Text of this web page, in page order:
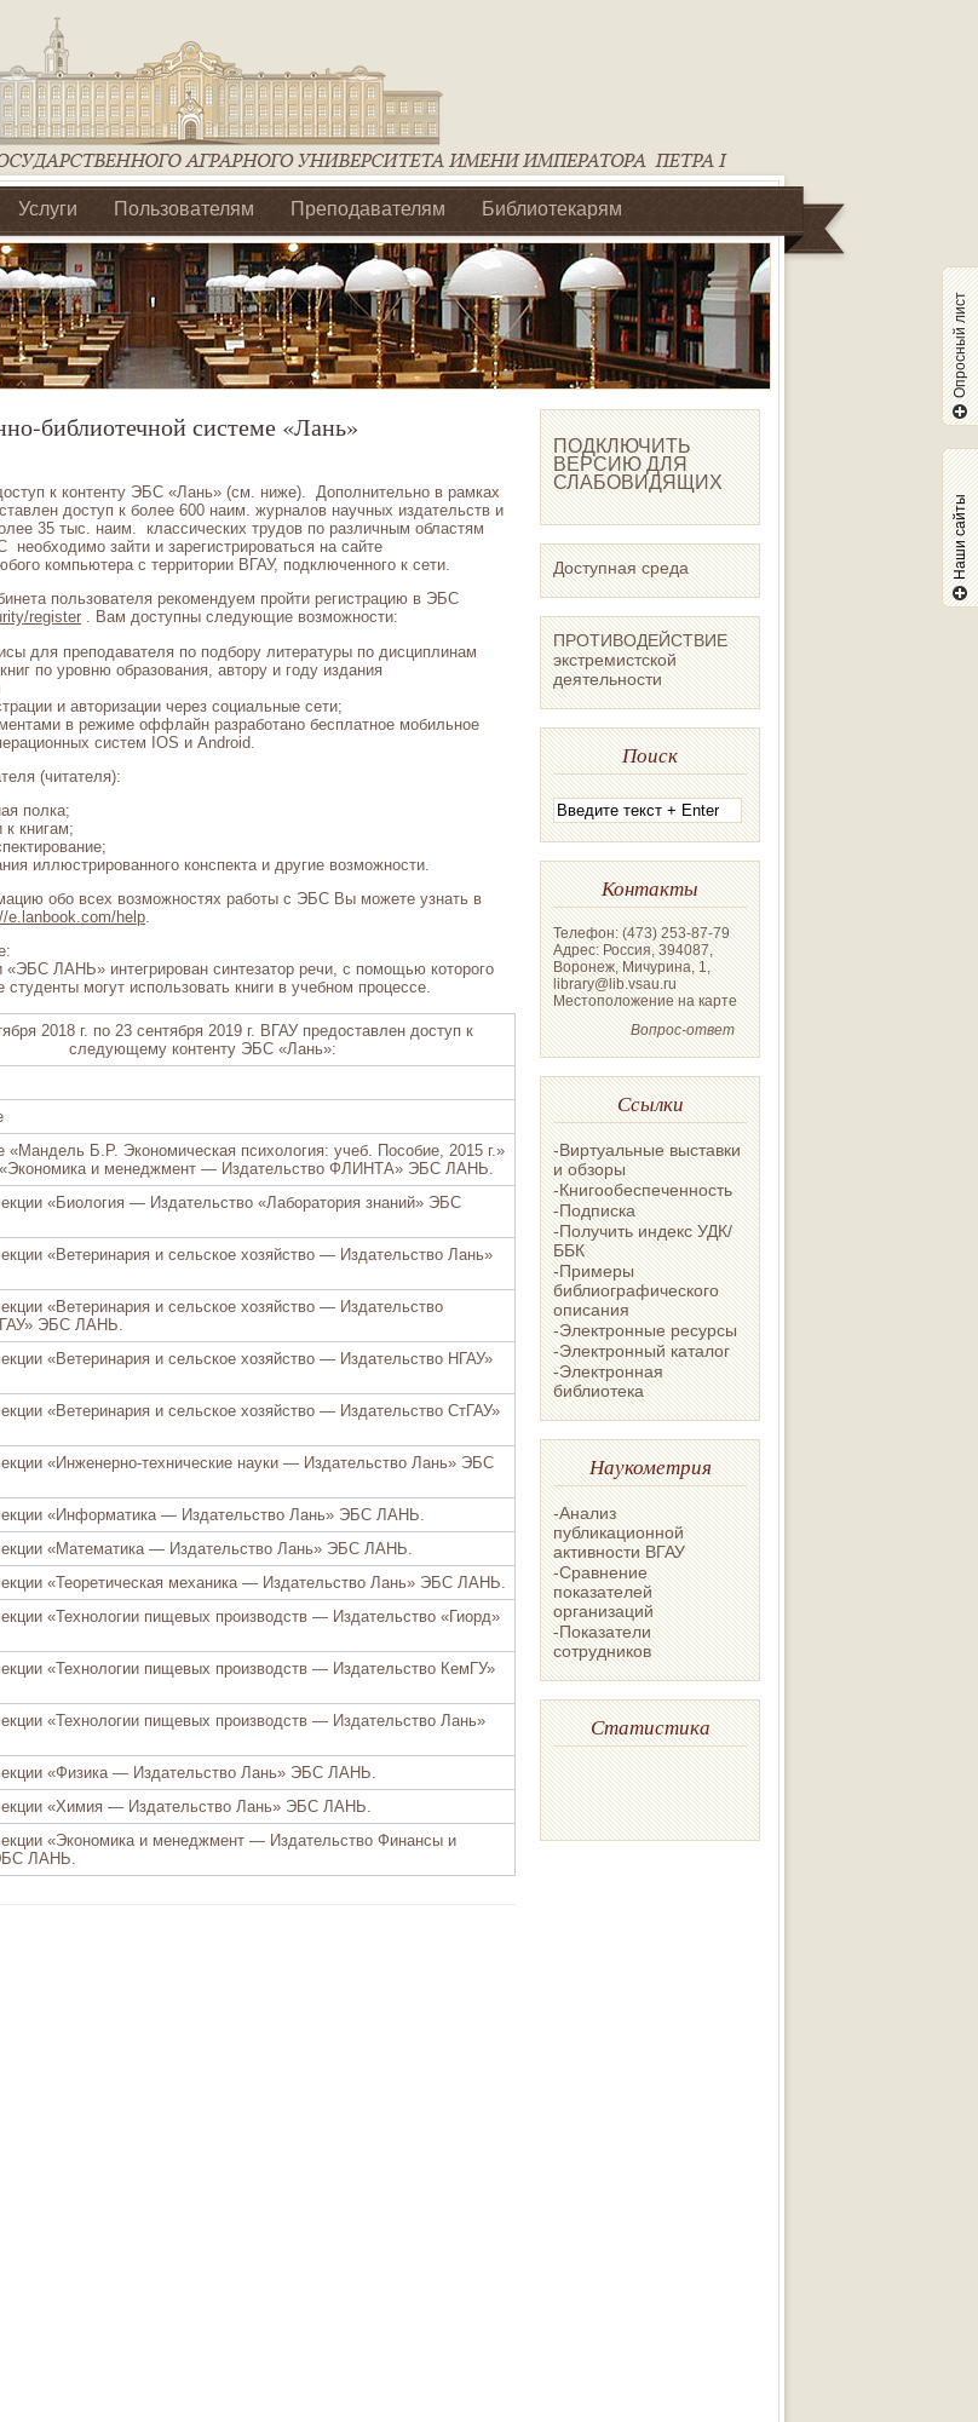
Услуги Пользователям Преподавателям Библиотекарям
Агрообразование по ЦФО
библиотечной системе «Лань»
к контенту ЭБС «Лань» (см. ниже). Дополнительно в рамках
доступ к более 600 наим. журналов научных издательств и
35 тыс. наим. классических трудов по различным областям
зайти и зарегистрироваться на сайте
компьютера с территории ВГАУ, подключенного к сети.
пользователя рекомендуем пройти регистрацию в ЭБС
register . Вам доступны следующие возможности:
для преподавателя по подбору литературы по дисциплинам
по уровню образования, автору и году издания
и авторизации через социальные сети;
в режиме оффлайн разработано бесплатное мобильное
систем IOS и Android.
(читателя):
полка;
к книгам;
иллюстрированного конспекта и другие возможности.
обо всех возможностях работы с ЭБС Вы можете узнать в
e.lanbook.com/help.
ЛАНЬ» интегрирован синтезатор речи, с помощью которого
могут использовать книги в учебном процессе.
2018 г. по 23 сентября 2019 г. ВГАУ предоставлен доступ к
следующему контенту ЭБС «Лань»:
«Мандель Б.Р. Экономическая психология: учеб. Пособие, 2015 г.»
и менеджмент — Издательство ФЛИНТА» ЭБС ЛАНЬ.
«Биология — Издательство «Лаборатория знаний» ЭБС
«Ветеринария и сельское хозяйство — Издательство Лань»
«Ветеринария и сельское хозяйство — Издательство
ЭБС ЛАНЬ.
«Ветеринария и сельское хозяйство — Издательство НГАУ»
«Ветеринария и сельское хозяйство — Издательство СтГАУ»
«Инженерно-технические науки — Издательство Лань» ЭБС
«Информатика — Издательство Лань» ЭБС ЛАНЬ.
«Математика — Издательство Лань» ЭБС ЛАНЬ.
«Теоретическая механика — Издательство Лань» ЭБС ЛАНЬ.
«Технологии пищевых производств — Издательство «Гиорд»
«Технологии пищевых производств — Издательство КемГУ»
«Технологии пищевых производств — Издательство Лань»
«Физика — Издательство Лань» ЭБС ЛАНЬ.
«Химия — Издательство Лань» ЭБС ЛАНЬ.
«Экономика и менеджмент — Издательство Финансы и
ЛАНЬ.
ПОДКЛЮЧИТЬ
ВЕРСИЮ ДЛЯ
СЛАБОВИДЯЩИХ
Доступная среда
ПРОТИВОДЕЙСТВИЕ
экстремистской
деятельности
Поиск
Контакты
Телефон: (473) 253-87-79
Адрес: Россия, 394087,
Воронеж, Мичурина, 1,
library@lib.vsau.ru
Местоположение на карте
Вопрос-ответ
Ссылки
-Виртуальные выставки
и обзоры
-Книгообеспеченность
-Подписка
-Получить индекс УДК/
ББК
-Примеры
библиографического
описания
-Электронные ресурсы
-Электронный каталог
-Электронная
библиотека
Наукометрия
-Анализ
публикационной
активности ВГАУ
-Сравнение
показателей
организаций
-Показатели
сотрудников
Статистика
Опросный лист
Наши сайты